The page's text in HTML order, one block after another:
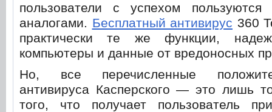
пользователи с успехом пользуются
аналогами. Бесплатный антивирус 360
практически те же функции,
компьютеры и данные от вредоносных
Но, все перечисленные
антивируса Касперского — это лишь
того, что получает пользователь